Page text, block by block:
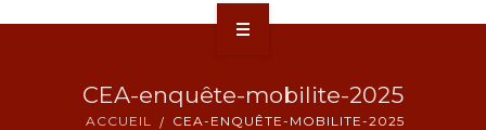
ACTUALITÉSCEA-enquête-mobilite-2025
ACCUEIL CEA-ENQUÊTE-MOBILITE-2025